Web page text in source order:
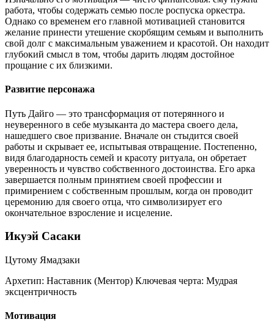
работа, чтобы содержать семью после роспуска оркестра.
Однако со временем его главной мотивацией становится
желание принести утешение скорбящим семьям и выполнить
свой долг с максимальным уважением и красотой. Он находит
глубокий смысл в том, чтобы дарить людям достойное
прощание с их близкими.
Развитие персонажа
Путь Дайго — это трансформация от потерянного и
неуверенного в себе музыканта до мастера своего дела,
нашедшего свое призвание. Вначале он стыдится своей
работы и скрывает ее, испытывая отвращение. Постепенно,
видя благодарность семей и красоту ритуала, он обретает
уверенность и чувство собственного достоинства. Его арка
завершается полным принятием своей профессии и
примирением с собственным прошлым, когда он проводит
церемонию для своего отца, что символизирует его
окончательное взросление и исцеление.
Икуэй Сасаки
Цутому Ямадзаки
Архетип: Наставник (Ментор) Ключевая черта: Мудрая
эксцентричность
Мотивация